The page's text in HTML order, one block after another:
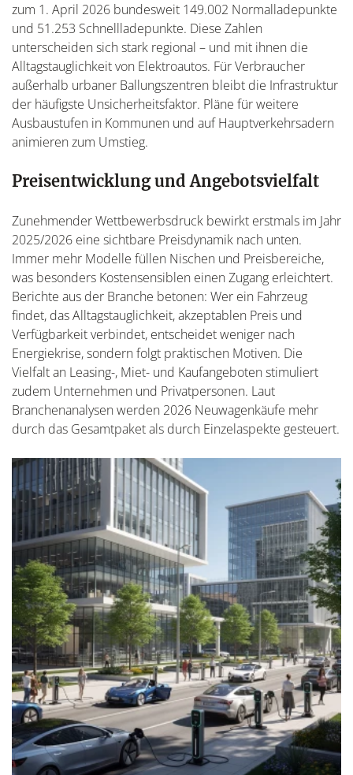
zum 1. April 2026 bundesweit 149.002 Normalladepunkte
und 51.253 Schnellladepunkte. Diese Zahlen
unterscheiden sich stark regional – und mit ihnen die
Alltagstauglichkeit von Elektroautos. Für Verbraucher
außerhalb urbaner Ballungszentren bleibt die Infrastruktur
der häufigste Unsicherheitsfaktor. Pläne für weitere
Ausbaustufen in Kommunen und auf Hauptverkehrsadern
animieren zum Umstieg.
Preisentwicklung und Angebotsvielfalt
Zunehmender Wettbewerbsdruck bewirkt erstmals im Jahr
2025/2026 eine sichtbare Preisdynamik nach unten.
Immer mehr Modelle füllen Nischen und Preisbereiche,
was besonders Kostensensiblen einen Zugang erleichtert.
Berichte aus der Branche betonen: Wer ein Fahrzeug
findet, das Alltagstauglichkeit, akzeptablen Preis und
Verfügbarkeit verbindet, entscheidet weniger nach
Energiekrise, sondern folgt praktischen Motiven. Die
Vielfalt an Leasing-, Miet- und Kaufangeboten stimuliert
zudem Unternehmen und Privatpersonen. Laut
Branchenanalysen werden 2026 Neuwagenkäufe mehr
durch das Gesamtpaket als durch Einzelaspekte gesteuert.